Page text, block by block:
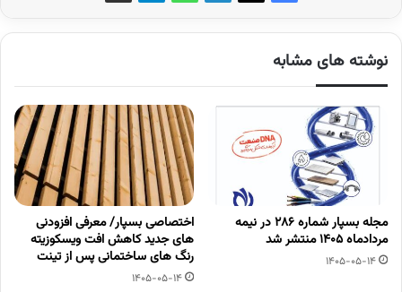
نوشته های مشابه
مجله بسپار شماره 286 در نیمه
مردادماه 1405 منتشر شد
1405-05-14
اختصاصی بسپار/ معرفی افزودنی
های جدید کاهش افت ویسکوزیته
رنگ های ساختمانی پس از تینت
1405-05-14